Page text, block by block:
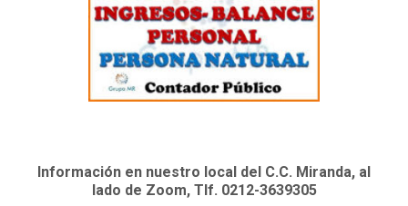
Información en nuestro local del C.C. Miranda, al
lado de Zoom, Tlf. 0212-3639305